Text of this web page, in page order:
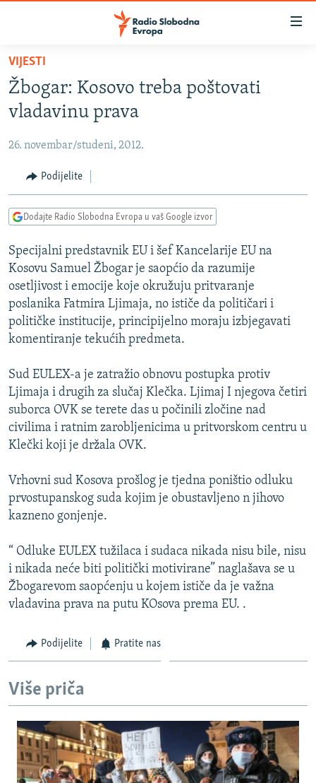
Pređite
na
glavni
sadržaj
na
navigaciju
Pređite
na
VIJESTI
BOSNA I HERCEGOVINA
KOSOVO
CRNA GORA
VIDEO
FOTOGALERIJE
INFOGRAFIKE
PODCASTI
RAT U UKRAJINI
KINA NA BALKANU
RSE PRIČE IZ SVIJETA
ISPRIČAJ MI
SPECIJALI RSE
VIŠE OD NASLOVA
GENOCID U SREBRENICI
TV LIBERTY
POST SCRIPTUM
SVE KARTE DEJTONA
NASTANAK I RASPAD JUGOSLAVIJE
PRATITE NAS
Sve RFE/RL stranice
VIJESTI
Žbogar: Kosovo treba poštovati
vladavinu prava
26. novembar/studeni, 2012.
Podijelite
Dodajte Radio Slobodna Evropa u vaš Google izvor
Specijalni predstavnik EU i šef Kancelarije EU na
Kosovu Samuel Žbogar je saopćio da razumije
osetljivost i emocije koje okružuju pritvaranje
poslanika Fatmira Ljimaja, no ističe da političari i
političke institucije, principijelno moraju izbjegavati
komentiranje tekućih predmeta.
Sud EULEX-a je zatražio obnovu postupka protiv
Ljimaja i drugih za slučaj Klečka. Ljimaj I njegova četiri
suborca OVK se terete das u počinili zločine nad
civilima i ratnim zarobljenicima u pritvorskom centru u
Klečki koji je držala OVK.
Vrhovni sud Kosova prošlog je tjedna poništio odluku
prvostupanskog suda kojim je obustavljeno n jihovo
kazneno gonjenje.
“ Odluke EULEX tužilaca i sudaca nikada nisu bile, nisu
i nikada neće biti politički motivirane” naglašava se u
Žbogarevom saopćenju u kojem ističe da je važna
vladavina prava na putu KOsova prema EU. .
Podijelite Pratite nas
Više priča